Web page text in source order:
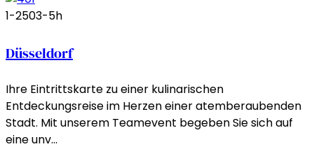
1-2503-5h
Düsseldorf
Ihre Eintrittskarte zu einer kulinarischen
Entdeckungsreise im Herzen einer atemberaubenden
Stadt. Mit unserem Teamevent begeben Sie sich auf
eine unv…